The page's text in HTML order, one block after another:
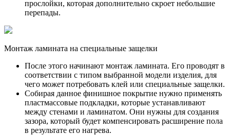
прослойки, которая дополнительно скроет небольшие
перепады.
Монтаж ламината на специальные защелки
После этого начинают монтаж ламината. Его проводят в
соответствии с типом выбранной модели изделия, для
чего может потребовать клей или специальные защелки.
Собирая данное финишное покрытие нужно применять
пластмассовые подкладки, которые устанавливают
между стенами и ламинатом. Они нужны для создания
зазора, который будет компенсировать расширение пола
в результате его нагрева.